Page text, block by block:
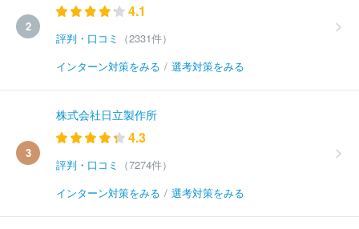
2
4.1
評判・口コミ
（2331件）
インターン対策をみる / 選考対策をみる
3
株式会社日立製作所
4.3
評判・口コミ
（7274件）
インターン対策をみる / 選考対策をみる